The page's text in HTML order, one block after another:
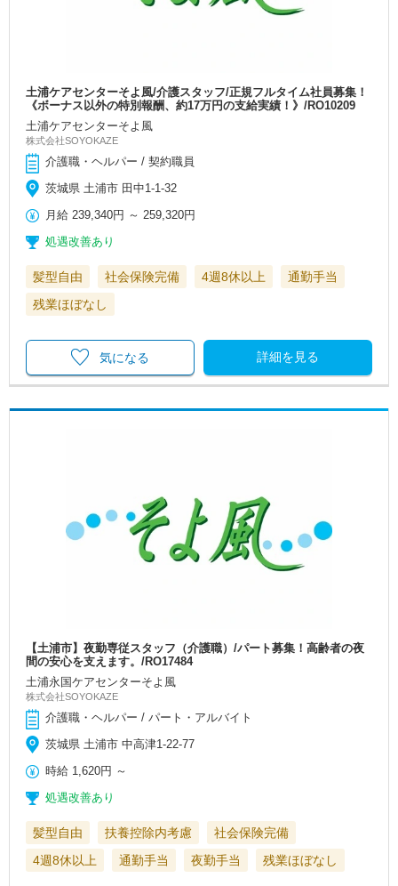
土浦ケアセンターそよ風/介護スタッフ/正規フルタイム社員募集！
《ボーナス以外の特別報酬、約17万円の支給実績！》/RO10209
土浦ケアセンターそよ風
株式会社SOYOKAZE
介護職・ヘルパー / 契約職員
茨城県 土浦市 田中1-1-32
月給 239,340円 ～259,320円
処遇改善あり
髪型自由 社会保険完備 4週8休以上
通勤手当
残業ほぼなし
詳細を見る
気になる
【土浦市】夜勤専従スタッフ（介護職）/パート募集！高齢者の夜
間の安心を支えます。/RO17484
土浦永国ケアセンターそよ風
株式会社SOYOKAZE
介護職・ヘルパー / パート・アルバイト
茨城県 土浦市 中高津1-22-77
時給 1,620円 ～
処遇改善あり
髪型自由 扶養控除内考慮
社会保険完備
4週8休以上
通勤手当 夜勤手当 残業ほぼなし